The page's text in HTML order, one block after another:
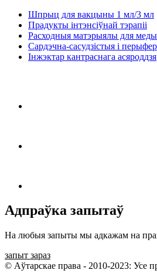
Шпрыц для вакцыны 1 мл/3 мл
Прадукты інтэнсіўнай тэрапіі
Расходныя матэрыялы для
Сардэчна-сасудзістыя і
Інжэктар кантраснага асяроддзя
Адпраўка запытаў
На любыя запыты мы адкажам на
запыт зараз
© Аўтарскае права - 2010-2023: Усе